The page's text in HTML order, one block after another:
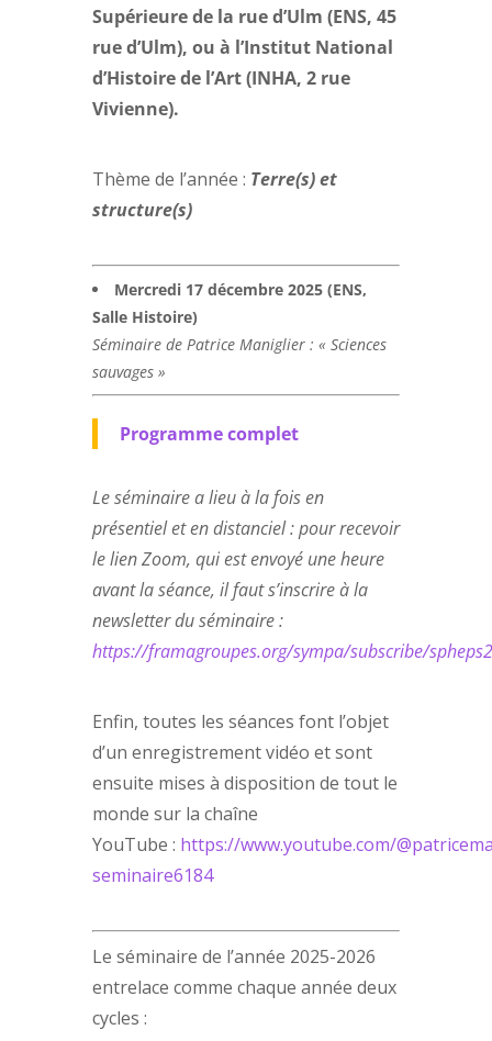
Supérieure de la rue d’Ulm (ENS, 45
rue d’Ulm), ou à l’Institut National
d’Histoire de l’Art (INHA, 2 rue
Vivienne).
Thème de l’année : Terre(s) et
structure(s)
Mercredi 17 décembre 2025 (ENS,
Salle Histoire)
Séminaire de Patrice Maniglier : « Sciences
sauvages »
Programme complet
Le séminaire a lieu à la fois en
présentiel et en distanciel : pour recevoir
le lien Zoom, qui est envoyé une heure
avant la séance, il faut s’inscrire à la
newsletter du séminaire :
https://framagroupes.org/sympa/subscribe/spheps2
Enfin, toutes les séances font l’objet
d’un enregistrement vidéo et sont
ensuite mises à disposition de tout le
monde sur la chaîne
YouTube : https://www.youtube.com/
seminaire6184
Le séminaire de l’année 2025-2026
entrelace comme chaque année deux
cycles :